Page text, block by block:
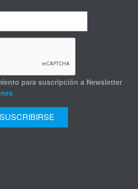
para suscripción a Newsletter